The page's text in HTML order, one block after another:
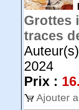
Grottes
traces
2024
Prix :
Ajouter